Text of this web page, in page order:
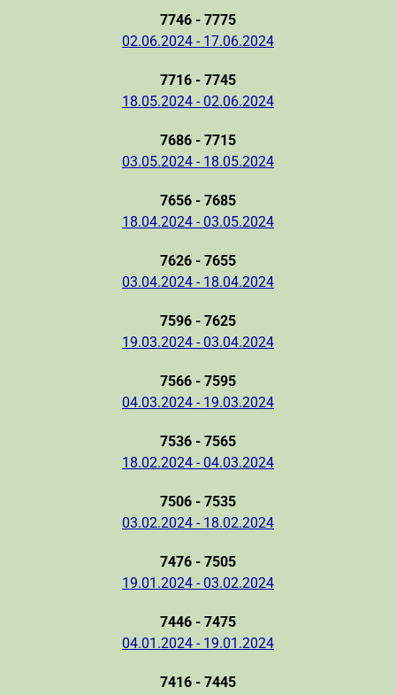
7746 - 7775
02.06.2024 - 17.06.2024
7716 - 7745
18.05.2024 - 02.06.2024
7686 - 7715
03.05.2024 - 18.05.2024
7656 - 7685
18.04.2024 - 03.05.2024
7626 - 7655
03.04.2024 - 18.04.2024
7596 - 7625
19.03.2024 - 03.04.2024
7566 - 7595
04.03.2024 - 19.03.2024
7536 - 7565
18.02.2024 - 04.03.2024
7506 - 7535
03.02.2024 - 18.02.2024
7476 - 7505
19.01.2024 - 03.02.2024
7446 - 7475
04.01.2024 - 19.01.2024
7416 - 7445